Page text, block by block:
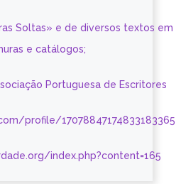
Soltas» e de diversos textos em
e catálogos;
Portuguesa de Escritores
profile/17078847174833183365
index.php?content=165